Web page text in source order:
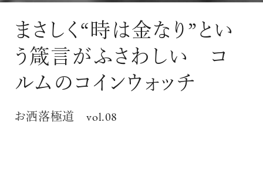
まさしく“時は金なり”とい
う箴言がふさわしい コ
ルムのコインウォッチ
お洒落極道 vol.08